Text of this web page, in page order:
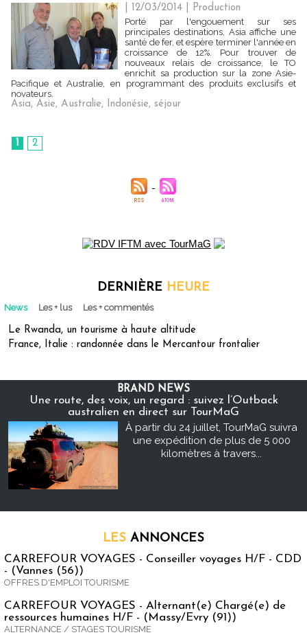
| 12/03/2014
Production
Porté par l'engouement sur ses
principales destinations, Asia affiche une
santé de fer, et espère terminer l'année en
croissance de 12%. Pour trouver de
nouveaux relais de croissance, le TO
enrichit sa production sur la zone Asie-
Pacifique et Australie, en programmant des produits exclusifs et
novateurs.
Asia, Asie, Australie, Indonésie, séjour
1 2
DERNIÈRE HEURE
News Les + lus Les + commentés
Le Rwanda, un tourisme à haute altitude
France, Italie : randonnée dans le Mercantour frontalier
BRAND NEWS
Une route, des voix, un regard : suivez l’Outback
australien en direct sur TourMaG
À partir du 24 juillet, TourMaG suivra
une expédition de plus de 5 000
kilomètres à travers...
LES ANNONCES
CARREFOUR VOYAGES - Conseiller voyages H/F - CDD
- (Vannes (56))
OFFRES D'EMPLOI TOURISME
CARREFOUR VOYAGES - Alternant(e) Chargé(e) de
ressources humaines H/F - (Massy/Evry (91))
ALTERNANCE / STAGES TOURISME